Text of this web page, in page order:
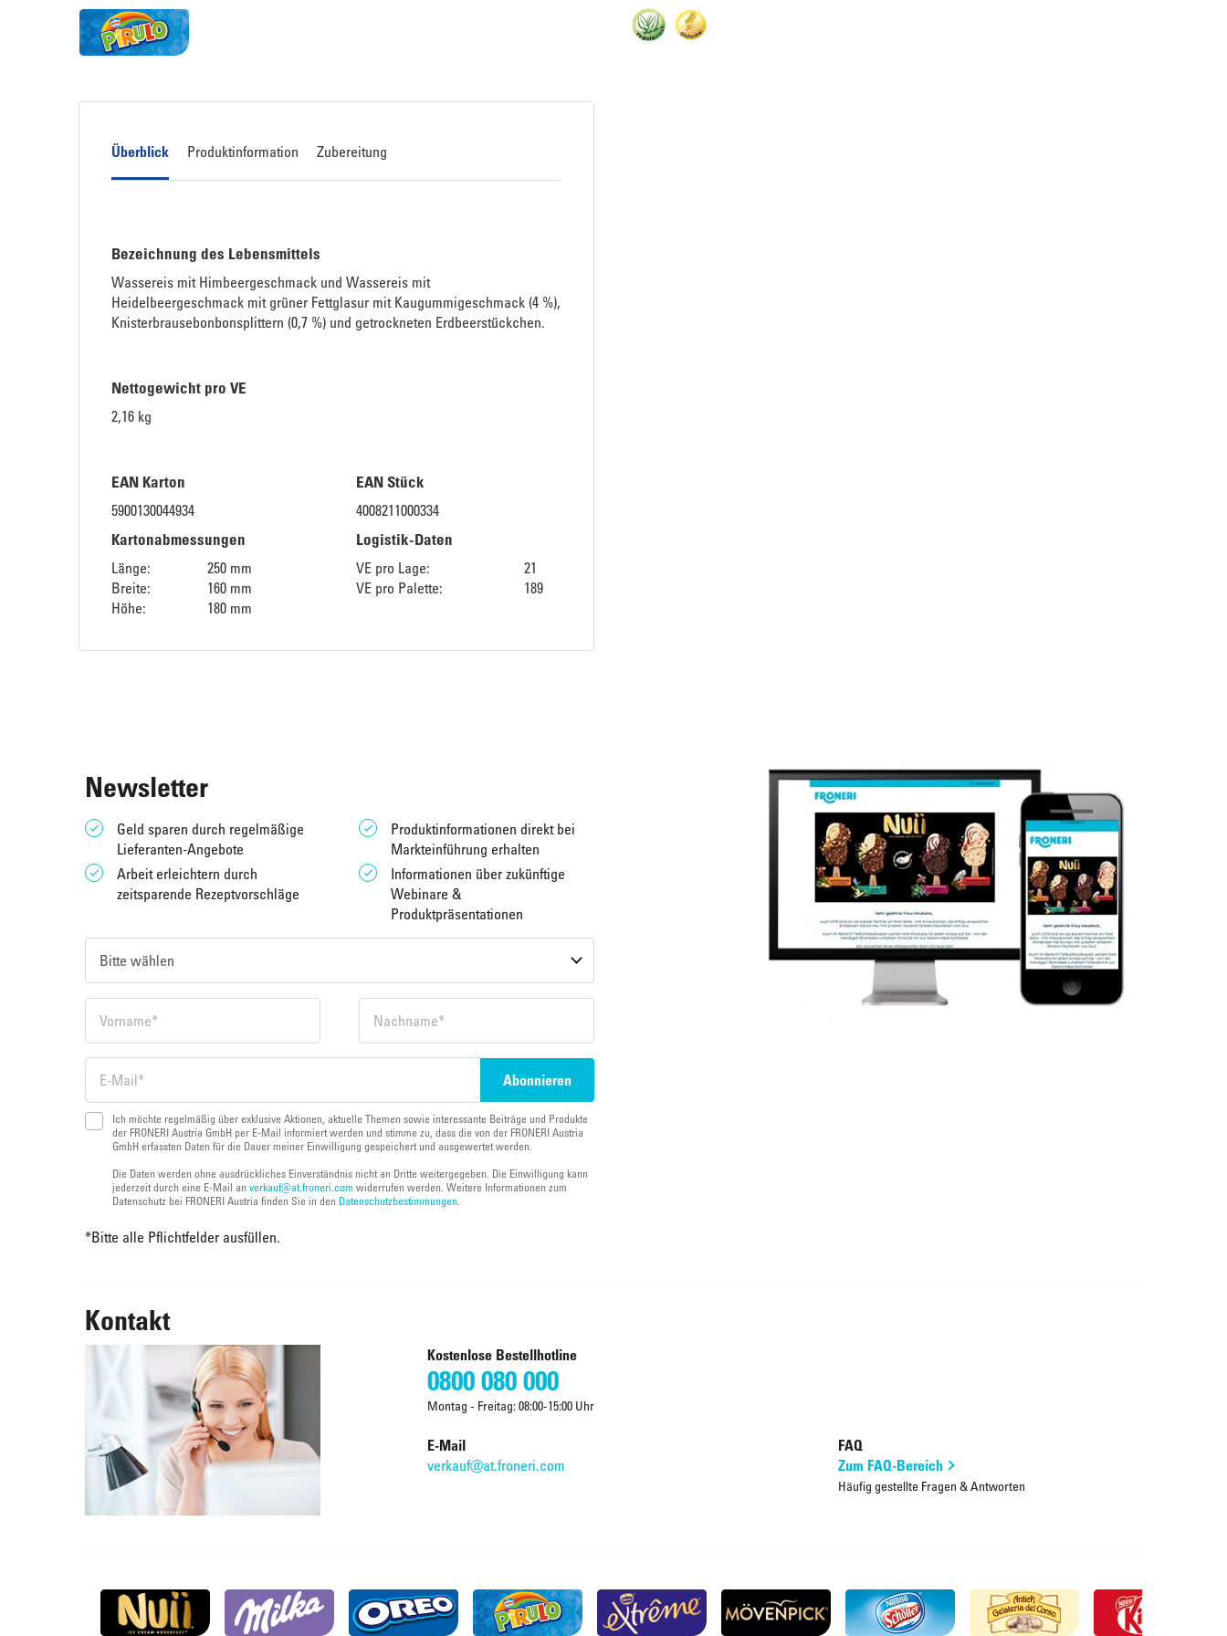
Überblick Produktinformation Zubereitung
Bezeichnung des Lebensmittels
Wassereis mit Himbeergeschmack und Wassereis mit
Heidelbeergeschmack mit grüner Fettglasur mit Kaugummigeschmack (4 %),
Knisterbrausebonbonsplittern (0,7 %) und getrockneten Erdbeerstückchen.
Nettogewicht pro VE
2,16 kg
EAN Karton
5900130044934
EAN Stück
4008211000334
Kartonabmessungen
Länge:
250 mm
Breite:
160 mm
Höhe:
180 mm
Logistik-Daten
VE pro Lage:
21
VE pro Palette:
189
Newsletter
Geld sparen durch regelmäßige
Lieferanten-Angebote
Produktinformationen direkt bei
Markteinführung erhalten
Arbeit erleichtern durch
zeitsparende Rezeptvorschläge
Informationen über zukünftige
Webinare &
Produktpräsentationen
Ich möchte regelmäßig über exklusive Aktionen, aktuelle Themen sowie interessante Beiträge und Produkte
der FRONERI Austria GmbH per E-Mail informiert werden und stimme zu, dass die von der FRONERI Austria
GmbH erfassten Daten für die Dauer meiner Einwilligung gespeichert und ausgewertet werden.
Die Daten werden ohne ausdrückliches Einverständnis nicht an Dritte weitergegeben. Die Einwilligung kann
jederzeit durch eine E-Mail an verkauf@at.froneri.com widerrufen werden. Weitere Informationen zum
Datenschutz bei FRONERI Austria finden Sie in den Datenschutzbestimmungen.
*Bitte alle Pflichtfelder ausfüllen.
Kontakt
Kostenlose Bestellhotline
0800 080 000
Montag - Freitag: 08:00-15:00 Uhr
E-Mail
verkauf@at.froneri.com
FAQ
Zum FAQ-Bereich
Häufig gestellte Fragen & Antworten